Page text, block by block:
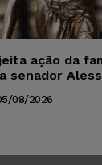
ação da
senador
08/2026